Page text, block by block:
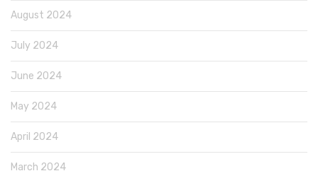
August 2024
July 2024
June 2024
May 2024
April 2024
March 2024